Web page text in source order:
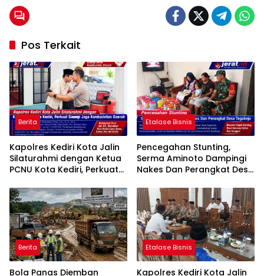
Pos Terkait
Berita
Kapolres Kediri Kota Jalin
Silaturahmi dengan Ketua
PCNU Kota Kediri, Perkuat
Daerah
Etalase Bisnis
Pencegahan Stunting,
Serma Aminoto Dampingi
Nakes Dan Perangkat Desa
Berita
Bola Panas Diemban
Etalase Bisnis
Kapolres Kediri Kota Jalin